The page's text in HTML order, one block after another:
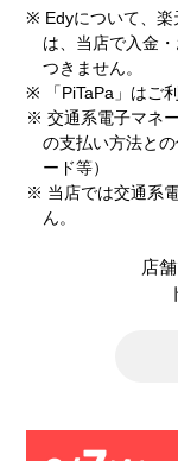
※ Edyについて、楽
は、当店で入金
つきません。
※ 「PiTaPa」はご
※ 交通系電子マネ
の支払い方法と
ード等）
※ 当店では交通系
ん。
店